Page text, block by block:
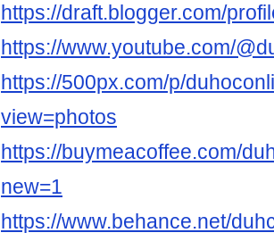
https://draft.blogger.com/
https://www.youtube.com/
https://500px.com/p/
view=photos
https://buymeacoffee.com/
new=1
https://www.behance.net/